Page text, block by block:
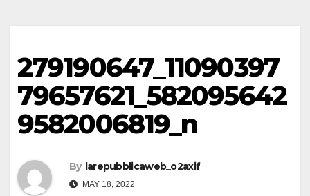
279190647_11090397
79657621_582095642
9582006819_n
By larepubblicaweb_o2axif
MAY 18, 2022